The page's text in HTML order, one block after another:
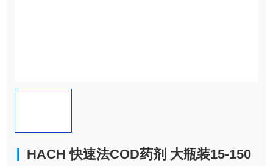
HACH 快速法COD药剂 大瓶装15-150